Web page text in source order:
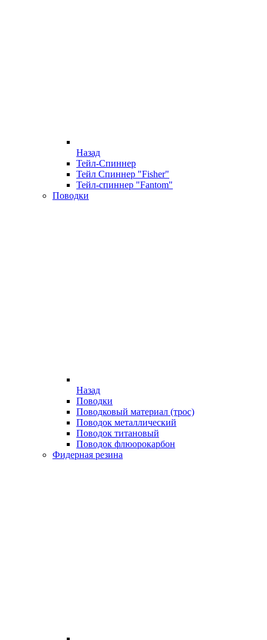
Назад
Тейл-Спиннер
Тейл Спиннер "Fisher"
Тейл-спиннер "Fantom"
Поводки
Назад
Поводки
Поводковый материал (трос)
Поводок металлический
Поводок титановый
Поводок флюорокарбон
Фидерная резина